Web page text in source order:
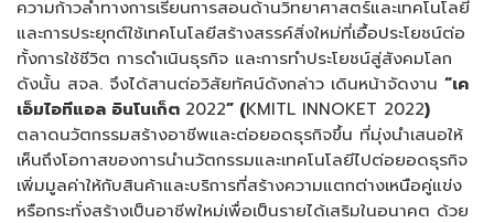
ความก้าวล้ำทางการเรียนการสอนด้านวิทยาศาสตร์และเทคโนโลยี
และการประยุกต์ใช้เทคโนโลยีสร้างสรรค์สิ่งใหม่ที่เอื้อประโยชน์ต่อ
ทั้งการใช้ชีวิต การดำเนินธุรกิจ และการทำประโยชน์สู่สังคมโลก
ดังนั้น สจล. จึงได้สานต่อวิสัยทัศน์ดังกล่าว เดินหน้าจัดงาน “เค
เอ็มไอทีแอล อินโนเก็ต 2022” (KMITL INNOKET 2022)
ตลาดนวัตกรรมสร้างอาชีพและต่อยอดธุรกิจขึ้น ที่มุ่งนำเสนอให้
เห็นถึงโอกาสของการนำนวัตกรรมและเทคโนโลยีไปต่อยอดธุรกิจ
เพิ่มมูลค่าให้กับสินค้าและบริการที่สร้างความแตกต่างเหนือคู่แข่ง
หรือกระทั่งสร้างเป็นอาชีพใหม่เพื่อเป็นรายได้เสริมในอนาคต ด้วย